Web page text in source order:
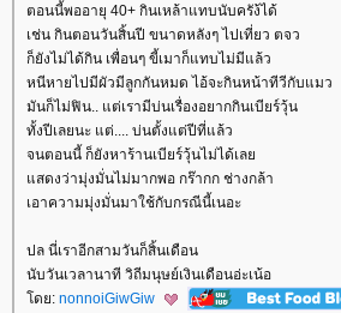
ตอนนี้พออายุ 40+ กินเหล้าแทบนับครัง้ได้
เช่น กินตอนวันสิ้นปี ขนาดหลังๆ ไปเที่ยว ตจว
ก็ยังไม่ได้กิน เพื่อนๆ ขี้เมาก็แทบไม่มีแล้ว
หนีหายไปมีผัวมีลูกกันหมด ไอ้จะกินหน้าทีวีกับแมว
มันก็ไม่ฟิน.. แต่เรามีบ่นเรื่องอยากกินเบียร์วุ้น
ทั้งปีเลยนะ แต่.... บ่นตั้งแต่ปีที่แล้ว
จนตอนนี้ ก็ยังหาร้านเบียร์วุ้นไม่ได้เล
สดงว่ามุ่งมั่นไม่มากพอ กร๊ากก ช่างกล้า
เอาความมุ่งมั่นมาใช้กับกรณีนี้เนอะ
ปล นี่เราอีกสามวันก็สิ้นเดือน
นับวันเวลานาที วิถีมนุษย์เงินเดือนอ่ะเน้อ
ดย: nonnoiGiwGiw